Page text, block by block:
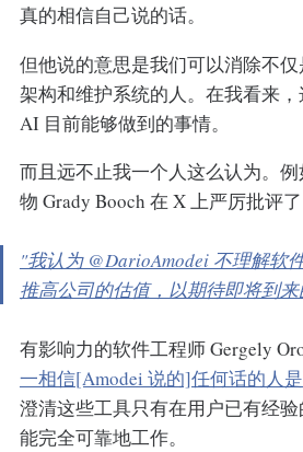
真的相信自己说的话。
但他说的意思是我们可以消除不
架构和维护系统的人。在我看来
AI 目前能够做到的事情。
而且远不止我一个人这么认为。
物 Grady Booch 在 X 上严厉批评
"我认为 @DarioAmodei 不理解软
推高公司的估值，以期待即将到
有影响力的软件工程师 Gergely
一相信[Amodei 说的]任何话的人
澄清这些工具只有在用户已有经
能完全可靠地工作。